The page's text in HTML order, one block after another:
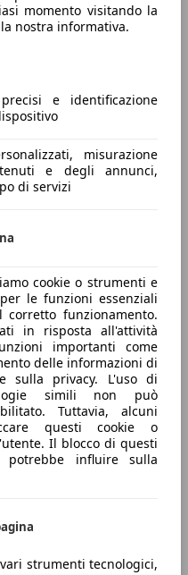
momento visitando la
nostra informativa.
e identificazione
misurazione
e degli annunci,
di servizi
cookie o strumenti e
le funzioni essenziali
funzionamento.
in risposta all'attività
importanti come
delle informazioni di
sulla privacy. L'uso di
simili non può
Tuttavia, alcuni
questi cookie o
Il blocco di questi
influire sulla
strumenti tecnologici,
edition 190cv